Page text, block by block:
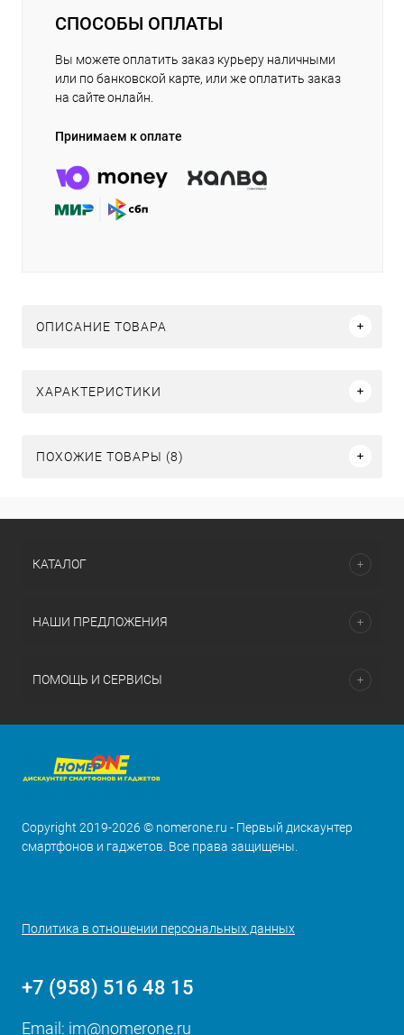
СПОСОБЫ ОПЛАТЫ
Вы можете оплатить заказ курьеру наличными
или по банковской карте, или же оплатить заказ
на сайте онлайн.
Принимаем к оплате
ОПИСАНИЕ ТОВАРА
ХАРАКТЕРИСТИКИ
ПОХОЖИЕ ТОВАРЫ (8)
КАТАЛОГ
НАШИ ПРЕДЛОЖЕНИЯ
ПОМОЩЬ И СЕРВИСЫ
Copyright 2019-2026 © nomerone.ru - Первый дискаунтер
смартфонов и гаджетов. Все права защищены.
Политика в отношении персональных данных
+7 (958) 516 48 15
Email: im@nomerone.ru